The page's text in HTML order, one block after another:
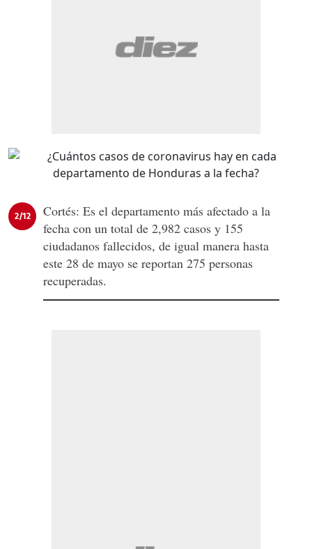
2/12
Cortés: Es el departamento más afectado a la
fecha con un total de 2,982 casos y 155
ciudadanos fallecidos, de igual manera hasta
este 28 de mayo se reportan 275 personas
recuperadas.